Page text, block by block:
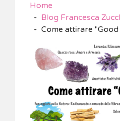
Home
Blog Francesca
Come attirare "Good